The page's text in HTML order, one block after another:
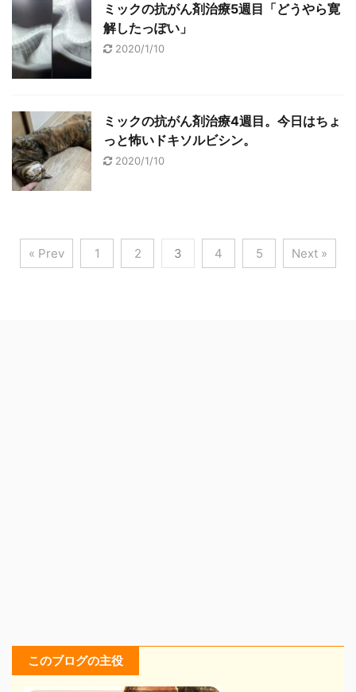
ミックの抗がん剤治療5週目「どうやら寛
解したっぽい」
2020/1/10
ミックの抗がん剤治療4週目。今日はちょ
っと怖いドキソルビシン。
2020/1/10
« Prev 1 2 3 4 5 Next »
このブログの主役